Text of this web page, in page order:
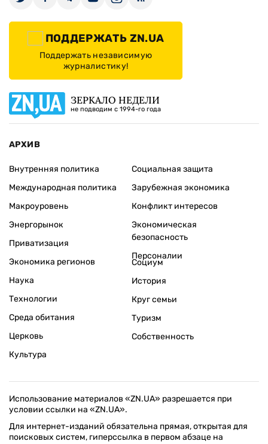
ПОДДЕРЖАТЬ ZN.UA
Поддержать независимую
журналистику!
ЗЕРКАЛО НЕДЕЛИ
не подводим с 1994-го года
АРХИВ
Внутренняя политика
Международная политика
Макроуровень
Энергорынок
Приватизация
Экономика регионов
Социальная защита
Зарубежная экономика
Конфликт интересов
Экономическая
безопасность
Персоналии
Наука
Технологии
Среда обитания
Церковь
Культура
Социум
История
Круг семьи
Туризм
Собственность
Использование материалов «ZN.UA» разрешается при
условии ссылки на «ZN.UA».
Для интернет-изданий обязательна прямая, открытая для
поисковых систем, гиперссылка в первом абзаце на